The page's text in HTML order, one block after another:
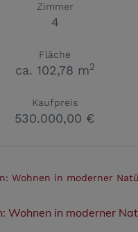
Zimmer
4
Fläche
ca. 102,78 m2
Kaufpreis
530.000,00 €
Wohnen in moderner